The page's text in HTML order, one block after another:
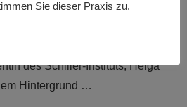
2020 gründeten Dr. Joycelin
General der Vereinigten
und die
des Schiller-Instituts, Helga
Hintergrund …
Sie dieser Praxis zu.